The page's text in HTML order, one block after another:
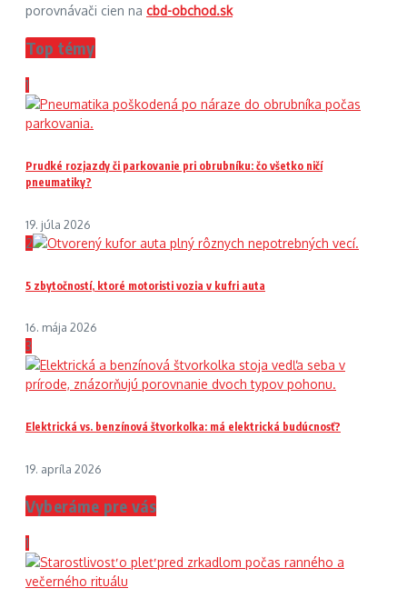
porovnávači cien na cbd-obchod.sk
Top témy
1
Prudké rozjazdy či parkovanie pri obrubníku: čo všetko ničí
pneumatiky?
19. júla 2026
2
5 zbytočností, ktoré motoristi vozia v kufri auta
16. mája 2026
3
Elektrická vs. benzínová štvorkolka: má elektrická budúcnosť?
19. apríla 2026
Vyberáme pre vás
1